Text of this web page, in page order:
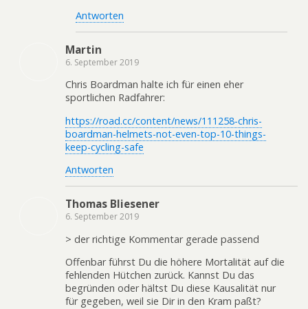
Antworten
Martin
6. September 2019
Chris Boardman halte ich für einen eher
sportlichen Radfahrer:
https://road.cc/content/news/111258-chris-
boardman-helmets-not-even-top-10-things-
keep-cycling-safe
Antworten
Thomas Bliesener
6. September 2019
> der richtige Kommentar gerade passend
Offenbar führst Du die höhere Mortalität auf die
fehlenden Hütchen zurück. Kannst Du das
begründen oder hältst Du diese Kausalität nur
für gegeben, weil sie Dir in den Kram paßt?